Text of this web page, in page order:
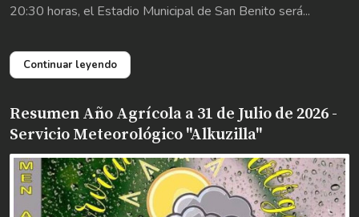
20:30 horas, el Estadio Municipal de San Benito será...
Continuar leyendo
Resumen Año Agrícola a 31 de Julio de 2026 -
Servicio Meteorológico "Alkuzilla"